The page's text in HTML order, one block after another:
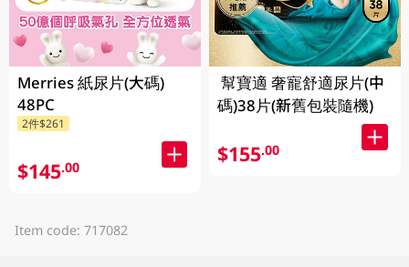
Merries 紙尿片(大碼)
48PC
2件$261
$145.00
幫寶適 奢寵舒適尿片(中
碼)38片(新舊包裝隨機)
$155.00
Item code: 717082